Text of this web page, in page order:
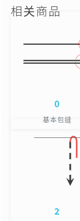
相关商品
0
基本包缝
2